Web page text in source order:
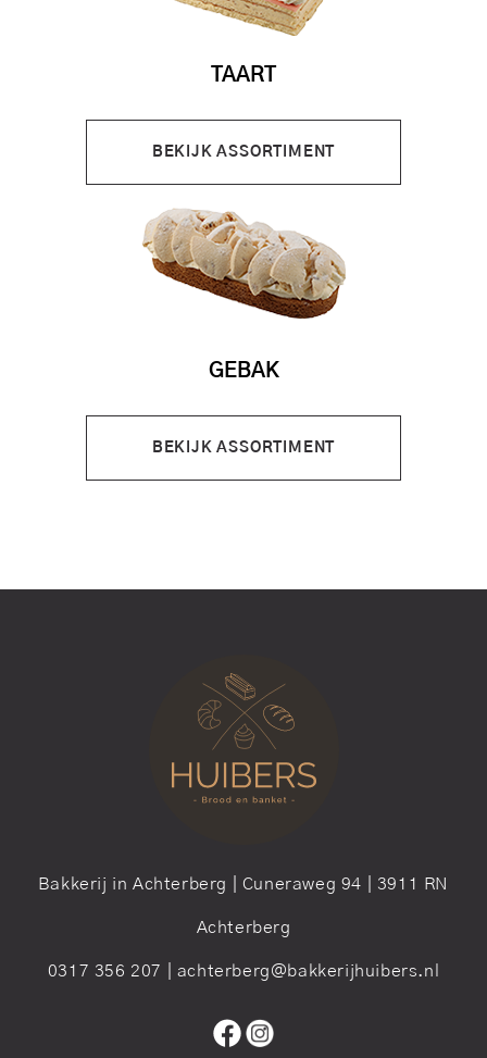
TAART
BEKIJK ASSORTIMENT
GEBAK
BEKIJK ASSORTIMENT
Bakkerij in Achterberg | Cuneraweg 94 | 3911 RN
Achterberg
0317 356 207 | achterberg@bakkerijhuibers.nl